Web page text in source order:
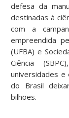
defesa da
destinadas à
com a
empreendida
(UFBA) e
Ciência
universidades e
do Brasil
bilhões.